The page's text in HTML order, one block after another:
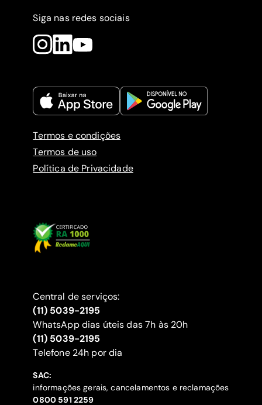
Siga nas redes sociais
Termos e condições
Termos de uso
Política de Privacidade
Central de serviços:
(11) 5039-2195
WhatsApp dias úteis das 7h às 20h
(11) 5039-2195
‍Telefone 24h por dia
SAC:
informações gerais, cancelamentos e reclamações
‍0800 591 2259